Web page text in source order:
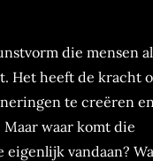
die mensen
Het heeft de kracht
te creëren
waar komt die
eigenlijk vandaan?